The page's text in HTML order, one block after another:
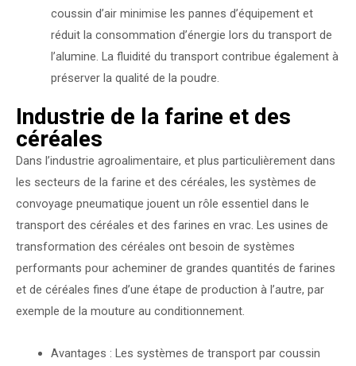
coussin d’air minimise les pannes d’équipement et
réduit la consommation d’énergie lors du transport de
l’alumine. La fluidité du transport contribue également à
préserver la qualité de la poudre.
Industrie de la farine et des
céréales
Dans l’industrie agroalimentaire, et plus particulièrement dans
les secteurs de la farine et des céréales, les systèmes de
convoyage pneumatique jouent un rôle essentiel dans le
transport des céréales et des farines en vrac. Les usines de
transformation des céréales ont besoin de systèmes
performants pour acheminer de grandes quantités de farines
et de céréales fines d’une étape de production à l’autre, par
exemple de la mouture au conditionnement.
Avantages : Les systèmes de transport par coussin